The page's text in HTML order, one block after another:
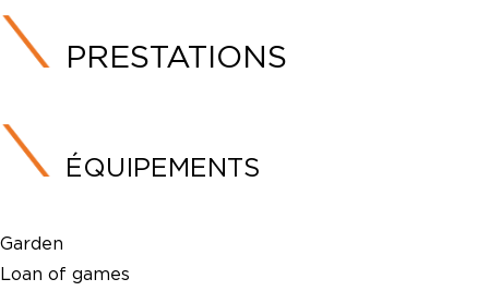
PRESTATIONS
ÉQUIPEMENTS
Garden
Loan of games